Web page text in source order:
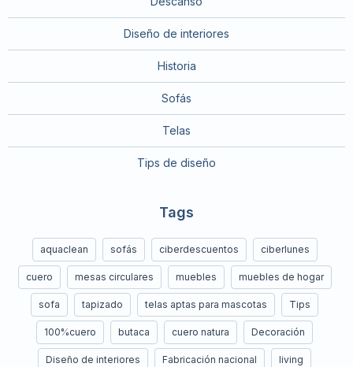
Diseño de interiores
Historia
Sofás
Telas
Tips de diseño
Tags
aquaclean sofás ciberdescuentos ciberlunes
cuero mesas circulares muebles muebles de hogar
sofa tapizado telas aptas para mascotas Tips
100%cuero butaca cuero natura Decoración
Diseño de interiores Fabricación nacional living